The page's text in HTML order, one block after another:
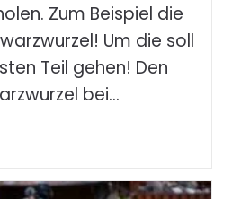
Zum Beispiel die
Um die soll
Teil gehen! Den
bei…